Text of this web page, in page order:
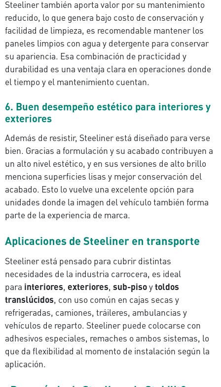
Steeliner también aporta valor por su mantenimiento
reducido, lo que genera bajo costo de conservación y
facilidad de limpieza, es recomendable mantener los
paneles limpios con agua y detergente para conservar
su apariencia. Esa combinación de practicidad y
durabilidad es una ventaja clara en operaciones donde
el tiempo y el mantenimiento cuentan.
6. Buen desempeño estético para interiores y
exteriores
Además de resistir, Steeliner está diseñado para verse
bien. Gracias a formulación y su acabado contribuyen a
un alto nivel estético, y en sus versiones de alto brillo
menciona superficies lisas y mejor conservación del
acabado. Esto lo vuelve una excelente opción para
unidades donde la imagen del vehículo también forma
parte de la experiencia de marca.
Aplicaciones de Steeliner en transporte
Steeliner está pensado para cubrir distintas
necesidades de la industria carrocera, es ideal
para interiores,exteriores,sub-pisoytoldos
translúcidos, con uso común en cajas secas y
refrigeradas, camiones, tráileres, ambulancias y
vehículos de reparto. Steeliner puede colocarse con
adhesivos especiales, remaches o ambos sistemas, lo
que da flexibilidad al momento de instalación según la
aplicación.